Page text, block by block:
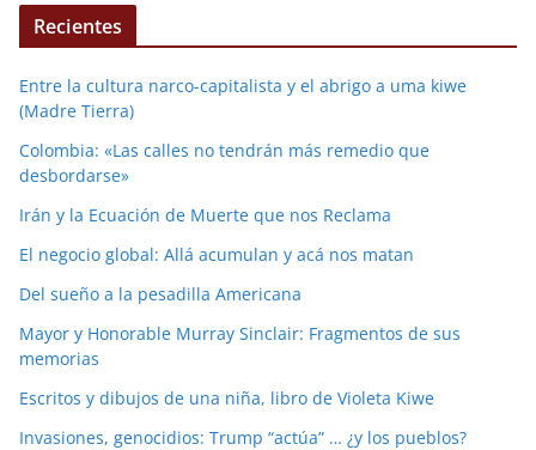
Recientes
Entre la cultura narco-capitalista y el abrigo a uma kiwe
(Madre Tierra)
Colombia: «Las calles no tendrán más remedio que
desbordarse»
Irán y la Ecuación de Muerte que nos Reclama
El negocio global: Allá acumulan y acá nos matan
Del sueño a la pesadilla Americana
Mayor y Honorable Murray Sinclair: Fragmentos de sus
memorias
Escritos y dibujos de una niña, libro de Violeta Kiwe
Invasiones, genocidios: Trump “actúa” … ¿y los pueblos?